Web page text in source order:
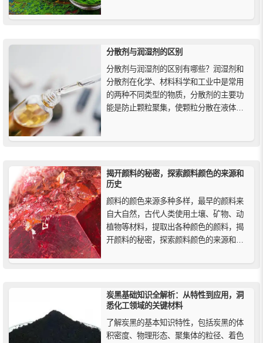
分散剂与润湿剂的区别
分散剂与润湿剂的区别有哪些？润湿剂和
分散剂在化学、材料科学和工业中是常用
的两种不同类型的物质，分散剂的主要功
能是防止颗粒聚集，使颗粒分散在液体
揭开颜料的秘密，探索颜料颜色的来源和
历史
颜料的颜色来源多种多样，最早的颜料来
自大自然，古代人类使用土壤、矿物、动
植物等材料，提取出各种颜色的颜料，揭
开颜料的秘密，探索颜料颜色的来源和历
史和来源，在过去，人们用这些颜料制作
炭黑基础知识全解析：从特性到应用，洞
悉化工领域的关键材料
了解炭黑的基本知识特性，包括炭黑的体
积密度、物理形态、聚集体的粒径、着色